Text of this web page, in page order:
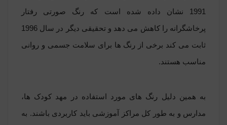
1991 نشان داده شده است که رنگ صورتی رفتار
پرخاشگرانه را کاهش می دهد و تحقیقی دیگر در سال 1996
ثابت می کند برخی از رنگ ها برای سلامت جسمی و روانی
مناسب هستند.
به همین دلیل رنگ های مورد استفاده در مهد کودک ها،
مدارس و به طور کل مراکز آموزشی باید کاربردی باشند. به